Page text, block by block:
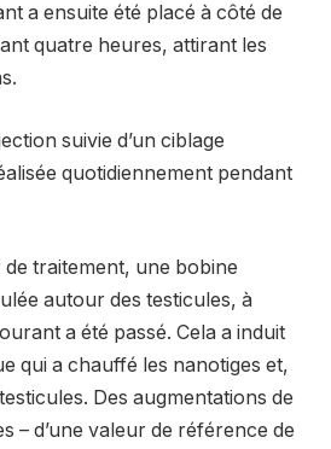
a ensuite été placé à côté de
quatre heures, attirant les
suivie d’un ciblage
quotidiennement pendant
traitement, une bobine
autour des testicules, à
a été passé. Cela a induit
qui a chauffé les nanotiges et,
Des augmentations de
– d’une valeur de référence de